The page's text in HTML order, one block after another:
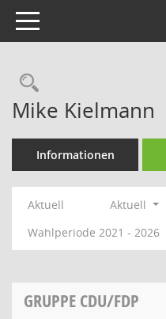
Toggle navigation
Mike Kielmann
Informationen
Aktuell
Aktuell
Wahlperiode 2021 - 2026
GRUPPE CDU/FDP